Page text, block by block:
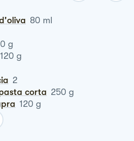
80 ml
g
120 g
2
pasta corta 250 g
120 g